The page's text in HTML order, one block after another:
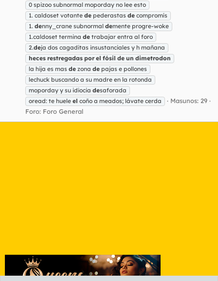
0 spizoo subnormal moporday no lee esto
1. caldoset votante de pederastas de compromís
1. denny_crane subnormal demente progre-woke
1.caldoset termina de trabajar entra al foro
2.deja dos cagaditas insustanciales y h mañana
heces restregadas por el fósil de un dimetrodon
la hija es mas de zona de pajas e pollones
lechuck buscando a su madre en la rotonda
moporday y su idiocia desaforada
oread: te huele el coño a meados; lávate cerda
Masunos: 29
Foro: Foro General